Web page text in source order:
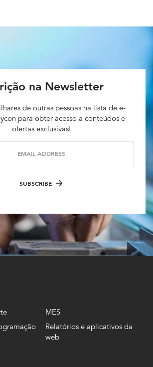
na Newsletter
de outras pessoas na lista de e-
para obter acesso a conteúdos e
ofertas exclusivas!
EMAIL ADDRESS
SUBSCRIBE
MES
Relatórios e aplicativos da
web